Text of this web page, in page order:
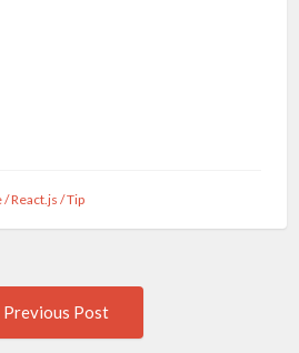
/React.js /Tip
Previous Post